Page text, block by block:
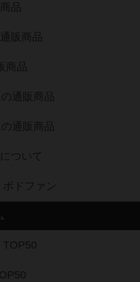
品
販商品
商品
通販商品
通販商品
ついて
ドファン
TOP50